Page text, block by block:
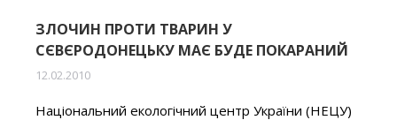
ЗЛОЧИН ПРОТИ ТВАРИН У
СЄВЄРОДОНЕЦЬКУ МАЄ БУДЕ ПОКАРАНИЙ
12.02.2010
Національний екологічний центр України (НЕЦУ)